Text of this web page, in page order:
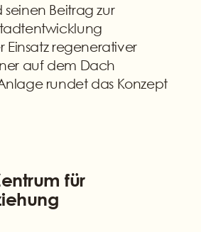
Beitrag zur
Einsatz regenerativer
auf dem Dach
rundet das Konzept
für